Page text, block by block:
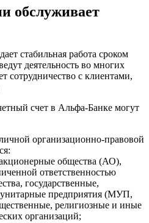
обслуживает
стабильная работа сроком
деятельность во многих
сотрудничество с клиентами,
счет в Альфа-Банке могут
организационно-правовой
общества (АО),
ответственностью
государственные,
предприятия (МУП,
религиозные и иные
организаций;